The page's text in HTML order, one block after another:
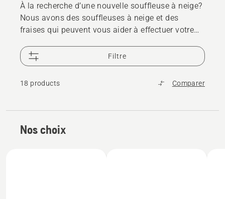
À la recherche d’une nouvelle souffleuse à neige?
Nous avons des souffleuses à neige et des
fraises qui peuvent vous aider à effectuer votre
système à deux étapes pour vous aider à évacuer
la neige, même profonde et lourde.
Filtre
18 products Comparer
Nos choix